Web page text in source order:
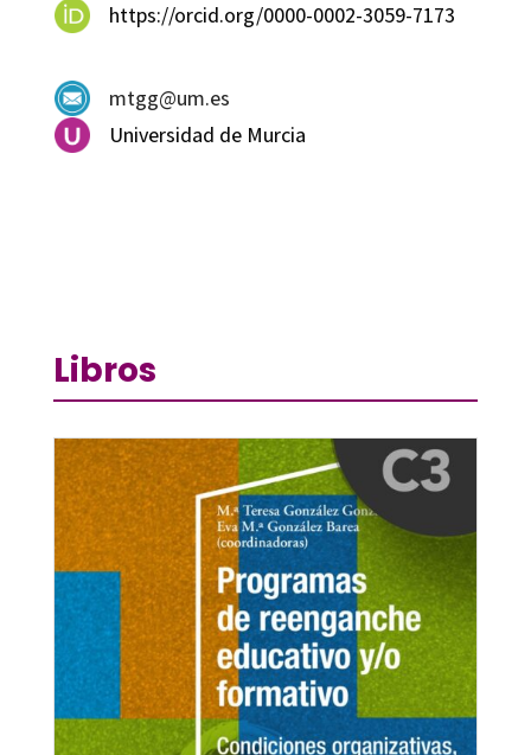
https://orcid.org/0000-0002-3059-7173
mtgg@um.es
Universidad de Murcia
Libros